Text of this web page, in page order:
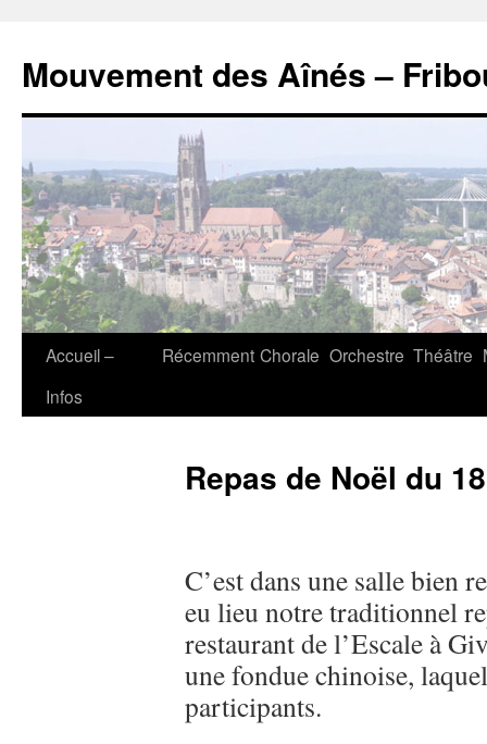
contenu
Mouvement des Aînés –
Accueil –
Infos
Récemment Chorale Orchestre Théâtre
Repas de Noël du
C’est dans une salle bien
eu lieu notre traditionnel
restaurant de l’Escale à
une fondue chinoise,
participants.